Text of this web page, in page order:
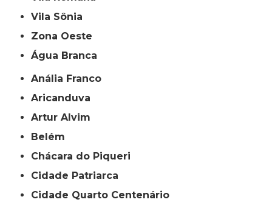
Vila Sônia
Zona Oeste
Água Branca
Anália Franco
Aricanduva
Artur Alvim
Belém
Chácara do Piqueri
Cidade Patriarca
Cidade Quarto Centenário